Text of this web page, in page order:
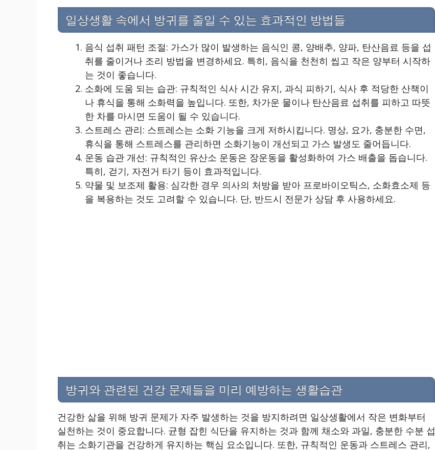
일상생활 속에서 방귀를 줄일 수 있는 효과적인 방법들
음식 섭취 패턴 조절: 가스가 많이 발생하는 음식인 콩, 양배추, 양파, 탄산음료 등을 섭
취를 줄이거나 조리 방법을 변경하세요. 특히, 음식을 천천히 씹고 작은 양부터 시작하
는 것이 좋습니다.
소화에 도움 되는 습관: 규칙적인 식사 시간 유지, 과식 피하기, 식사 후 적당한 산책이
나 휴식을 통해 소화력을 높입니다. 또한, 차가운 물이나 탄산음료 섭취를 피하고 따뜻
한 차를 마시면 도움이 될 수 있습니다.
스트레스 관리: 스트레스는 소화 기능을 크게 저하시킵니다. 명상, 요가, 충분한 수면,
휴식을 통해 스트레스를 관리하면 소화기능이 개선되고 가스 발생도 줄어듭니다.
운동 습관 개선: 규칙적인 유산소 운동은 장운동을 활성화하여 가스 배출을 돕습니다.
특히, 걷기, 자전거 타기 등이 효과적입니다.
약물 및 보조제 활용: 심각한 경우 의사의 처방을 받아 프로바이오틱스, 소화효소제 등
을 복용하는 것도 고려할 수 있습니다. 단, 반드시 전문가 상담 후 사용하세요.
방귀와 관련된 건강 문제들을 미리 예방하는 생활습관
건강한 삶을 위해 방귀 문제가 자주 발생하는 것을 방지하려면 일상생활에서 작은 변화부터
실천하는 것이 중요합니다. 균형 잡힌 식단을 유지하는 것과 함께 채소와 과일, 충분한 수분 섭
취는 소화기관을 건강하게 유지하는 핵심 요소입니다. 또한, 규칙적인 운동과 스트레스 관리,